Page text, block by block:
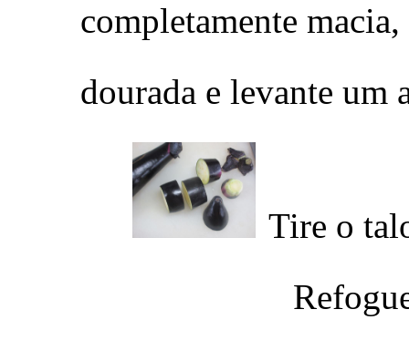
completamente
dourada e levante um
Tire o